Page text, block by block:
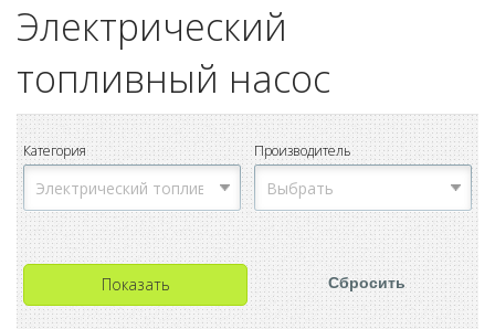
Электрический
топливный насос
Категория Производитель